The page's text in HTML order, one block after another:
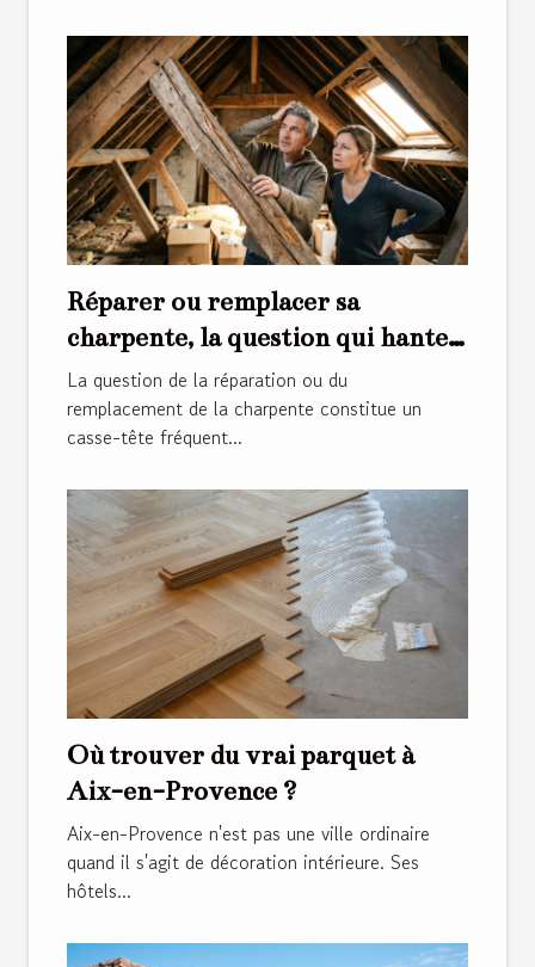
Réparer ou remplacer sa
charpente, la question qui hante
les propriétaires
La question de la réparation ou du
remplacement de la charpente constitue un
casse-tête fréquent...
Où trouver du vrai parquet à
Aix-en-Provence ?
Aix-en-Provence n'est pas une ville ordinaire
quand il s'agit de décoration intérieure. Ses
hôtels...